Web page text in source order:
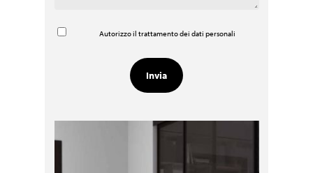
Autorizzo il trattamento dei dati personali